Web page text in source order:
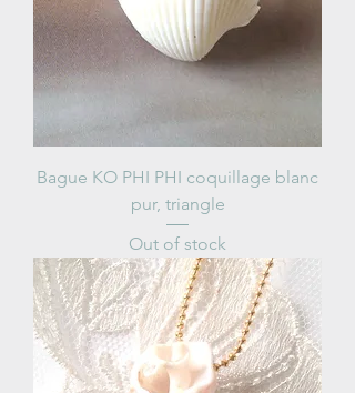
Bague KO PHI PHI coquillage blanc
pur, triangle
Out of stock